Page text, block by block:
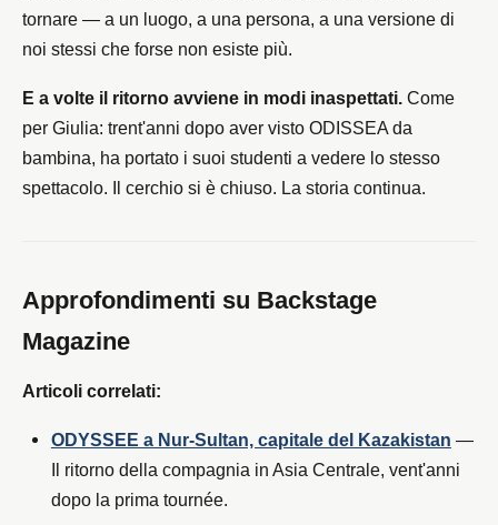
tornare — a un luogo, a una persona, a una versione di
noi stessi che forse non esiste più.
E a volte il ritorno avviene in modi inaspettati. Come
per Giulia: trent'anni dopo aver visto ODISSEA da
bambina, ha portato i suoi studenti a vedere lo stesso
spettacolo. Il cerchio si è chiuso. La storia continua.
Approfondimenti su Backstage
Magazine
Articoli correlati:
ODYSSEE a Nur-Sultan, capitale del Kazakistan —
Il ritorno della compagnia in Asia Centrale, vent'anni
dopo la prima tournée.